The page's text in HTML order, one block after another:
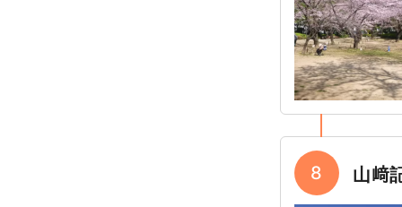
8 山﨑